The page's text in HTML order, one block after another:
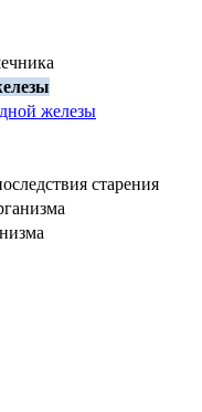
железы
старения